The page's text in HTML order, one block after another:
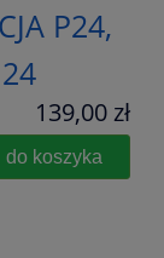
P24,
139,00 zł
do koszyka